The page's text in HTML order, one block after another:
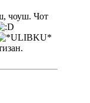
чоуш. Чот